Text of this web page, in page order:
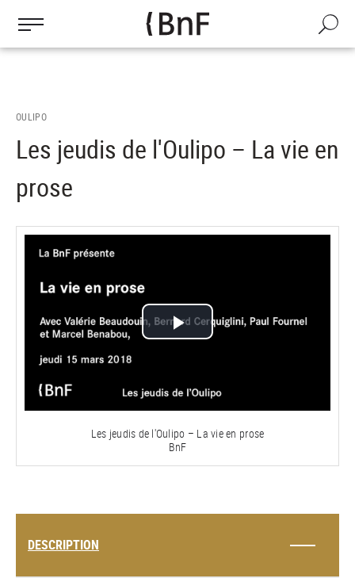
contenu
Recherche
OULIPO
Les jeudis de l'Oulipo – La vie en
prose
Lire
vidéo
Les jeudis de l'Oulipo – La vie en prose
BnF
DESCRIPTION